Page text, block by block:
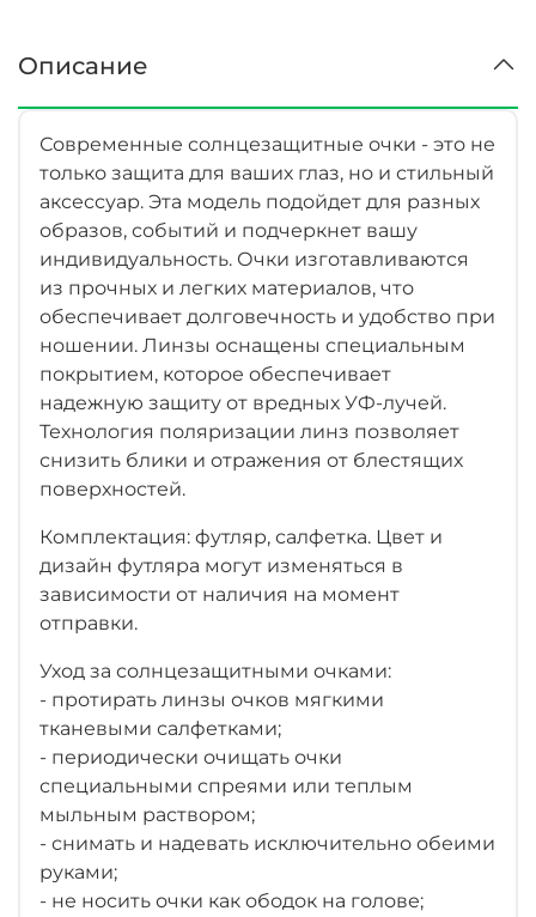
Описание
Современные солнцезащитные очки - это не
только защита для ваших глаз, но и стильный
аксессуар. Эта модель подойдет для разных
образов, событий и подчеркнет вашу
индивидуальность. Очки изготавливаются
из прочных и легких материалов, что
обеспечивает долговечность и удобство при
ношении. Линзы оснащены специальным
покрытием, которое обеспечивает
надежную защиту от вредных УФ-лучей.
Технология поляризации линз позволяет
снизить блики и отражения от блестящих
поверхностей.
Комплектация: футляр, салфетка. Цвет и
дизайн футляра могут изменяться в
зависимости от наличия на момент
отправки.
Уход за солнцезащитными очками:
- протирать линзы очков мягкими
тканевыми салфетками;
- периодически очищать очки
специальными спреями или теплым
мыльным раствором;
- снимать и надевать исключительно обеими
руками;
- не носить очки как ободок на голове;